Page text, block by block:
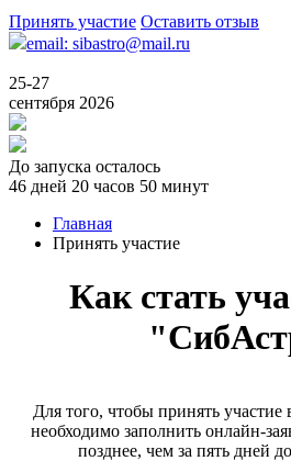
Принять участие Оставить отзыв
email: sibastro@mail.ru
25-27
сентября 2026
До запуска осталось
46 дней 20 часов 50 минут
Главная
Принять участие
Как стать
Для того, чтобы принять
необходимо заполнить онлайн-
позднее, чем за пять дней